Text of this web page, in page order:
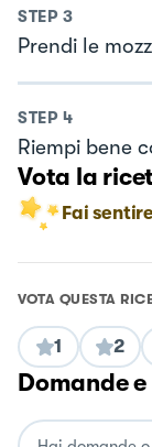
STEP 3
Prendi le
STEP 4
Riempi bene
Vota la
Fai
VOTA QUESTA
1 2
Domande